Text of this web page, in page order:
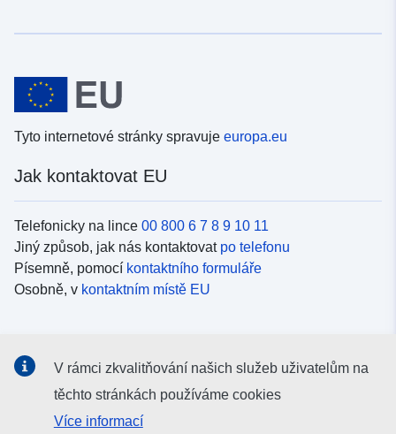
Tyto internetové stránky spravuje europa.eu
Jak kontaktovat EU
Telefonicky na lince 00 800 6 7 8 9 10 11
Jiný způsob, jak nás kontaktovat po telefonu
Písemně, pomocí kontaktního formuláře
Osobně, v kontaktním místě EU
Vyhledávání informačních kanálů EU vsociálních médiích
V rámci zkvalitňování našich služeb uživatelům na
těchto stránkách používáme cookies
Více informací